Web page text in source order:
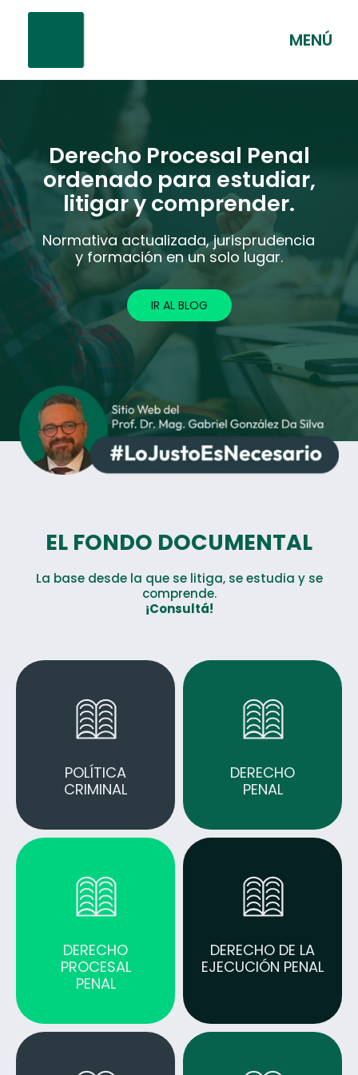
MENÚ
Derecho Procesal Penal
ordenado para estudiar,
litigar y comprender.
Normativa actualizada, jurisprudencia
y formación en un solo lugar.
IR AL BLOG
EL FONDO DOCUMENTAL
La base desde la que se litiga, se estudia y se
comprende.
¡Consultá!
POLÍTICA
CRIMINAL
DERECHO
PENAL
DERECHO
PROCESAL
PENAL
DERECHO DE LA
EJECUCIÓN PENAL